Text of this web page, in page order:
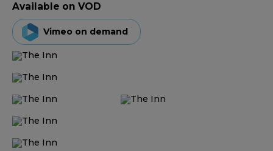
Available on VOD
Vimeo on demand